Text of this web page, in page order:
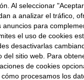
Útil (0)
Al seleccionar "Aceptar
a analizar el tráfico,
para
el uso de cookies
desactivarlas
sitio web. Para
de cookies
procesamos los